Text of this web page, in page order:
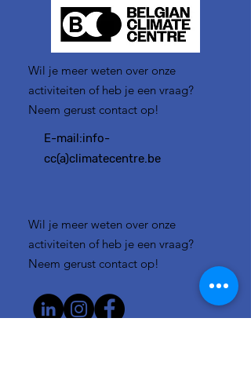
Wil je meer weten over onze
activiteiten of heb je een vraag?
Neem gerust contact op!
E-mail:info-
cc(a)climatecentre.be
Wil je meer weten over onze
activiteiten of heb je een vraag?
Neem gerust contact op!